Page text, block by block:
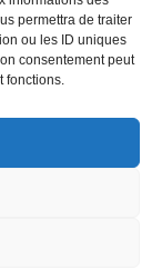
permettra de traiter
ou les ID uniques
consentement peut
fonctions.